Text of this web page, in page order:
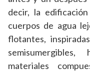
decir, la
cuerpos de agua
flotantes,
materiales